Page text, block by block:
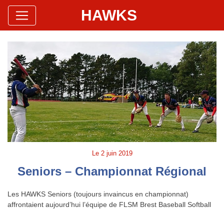
Hawks Baseball Softball
Site Officiel HAWKS
Le 2 juin 2019
Seniors – Championnat Régional
Les HAWKS Seniors (toujours invaincus en championnat)
affrontaient aujourd’hui l’équipe de FLSM Brest Baseball Softball